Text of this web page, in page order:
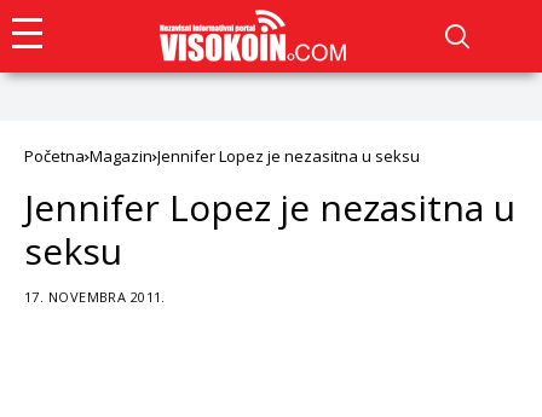
Početna Magazin Jennifer Lopez je nezasitna u seksu
Jennifer Lopez je nezasitna u
seksu
17. NOVEMBRA 2011.